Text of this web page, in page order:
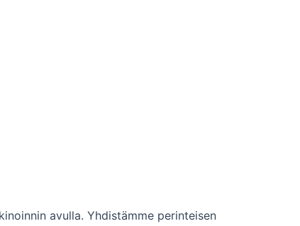
avulla. Yhdistämme perinteisen